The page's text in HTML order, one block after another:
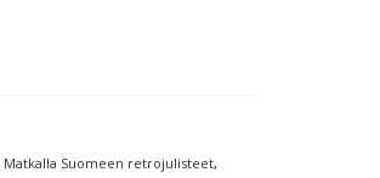
Matkalla Suomeen retrojulisteet,